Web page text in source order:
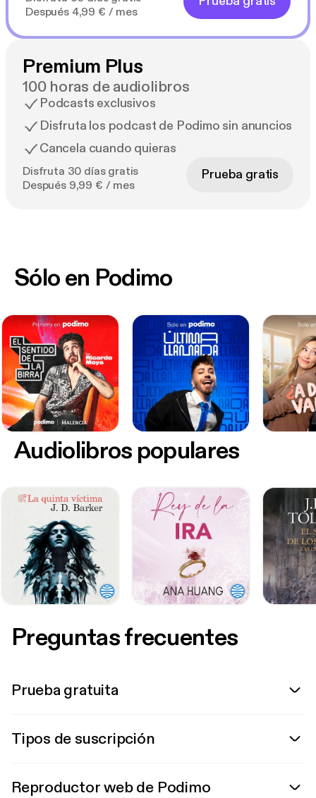
Después 4,99 € / mes
Premium Plus
100 horas de audiolibros
Podcasts exclusivos
Disfruta los podcast de Podimo sin anuncios
Cancela cuando quieras
Disfruta 30 días gratis
Después 9,99 € / mes
Prueba gratis
Sólo en Podimo
Audiolibros populares
Preguntas frecuentes
Prueba gratuita
Tipos de suscripción
Reproductor web de Podimo